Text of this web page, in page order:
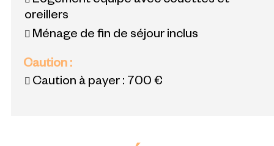
oreillers
Ménage de fin de séjour inclus
Caution :
Caution à payer : 700 €